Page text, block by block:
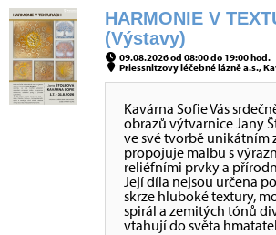
HARMONIE V
(Výstavy)
09.08.2026 od 08:00 do 19:00 hod.
Priessnitzovy léčebné lázně a.s.,
Kavárna Sofie Vás
obrazů výtvarnice Jany
ve své tvorbě unikátním
propojuje malbu s
reliéfními prvky a
Její díla nejsou určena
skrze hluboké textury,
spirál a zemitých tónů
vtahují do světa